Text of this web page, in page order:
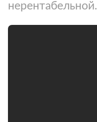
нерентабельной.